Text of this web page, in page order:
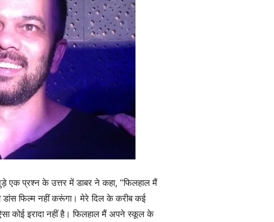
एक प्रश्न के उत्तर में डाबर ने कहा, “फिलहाल मैं
डांस फिल्म नहीं करूंगा। मेरे दिल के करीब कई
कोई इरादा नहीं है। फिलहाल मैं अपने स्कूल के